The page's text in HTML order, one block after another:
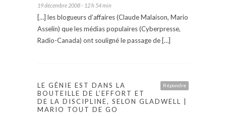
19 décembre 2008 - 12 h 54 min
[…] les blogueurs d’affaires (Claude Malaison, Mario
Asselin) que les médias populaires (Cyberpresse,
Radio-Canada) ont souligné le passage de […]
Répondre
LE GÉNIE EST DANS LA
BOUTEILLE DE L’EFFORT ET
DE LA DISCIPLINE, SELON GLADWELL |
MARIO TOUT DE GO